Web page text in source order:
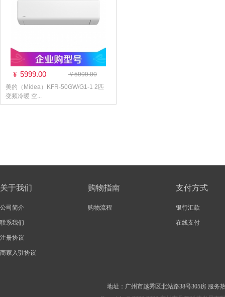
¥ 5999.00
￥5999.00
美的（Midea）KFR-50GW/G1-1 2匹
变频冷暖 空...
关于我们
公司简介
联系我们
注册协议
商家入驻协议
购物指南
购物流程
支付方式
银行汇款
在线支付
地址： 广州市越秀区北站路38号305房 服务